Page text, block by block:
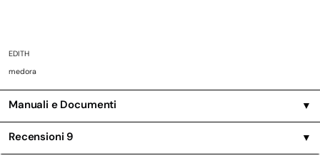
EDITH
medora
Manuali e Documenti ▼
Recensioni 9 ▼